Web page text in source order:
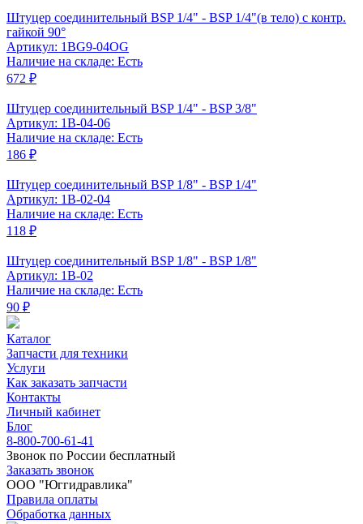
Штуцер соединительный BSP 1/4" - BSP 1/4"(в тело) с контр.
гайкой 90°
Артикул: 1BG9-04OG
Наличие на складе: Есть
672 ₽
Штуцер соединительный BSP 1/4" - BSP 3/8"
Артикул: 1B-04-06
Наличие на складе: Есть
186 ₽
Штуцер соединительный BSP 1/8" - BSP 1/4"
Артикул: 1B-02-04
Наличие на складе: Есть
118 ₽
Штуцер соединительный BSP 1/8" - BSP 1/8"
Артикул: 1B-02
Наличие на складе: Есть
90 ₽
Каталог
Запчасти для техники
Услуги
Как заказать запчасти
Контакты
Личный кабинет
Блог
8-800-700-61-41
Звонок по России бесплатный
Заказать звонок
ООО "Юггидравлика"
Правила оплаты
Обработка данных